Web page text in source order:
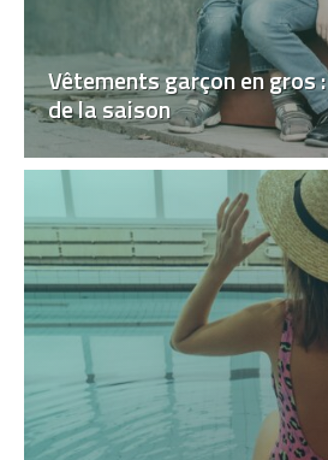
Vêtements garçon en gros
de la saison